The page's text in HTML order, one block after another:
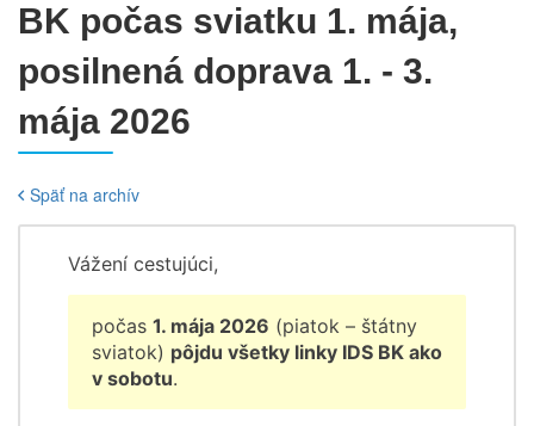
BK počas sviatku 1. mája,
posilnená doprava 1. - 3.
mája 2026
Späť na archív
Vážení cestujúci,
počas 1. mája 2026 (piatok – štátny
sviatok) pôjdu všetky linky IDS BK ako
v sobotu.